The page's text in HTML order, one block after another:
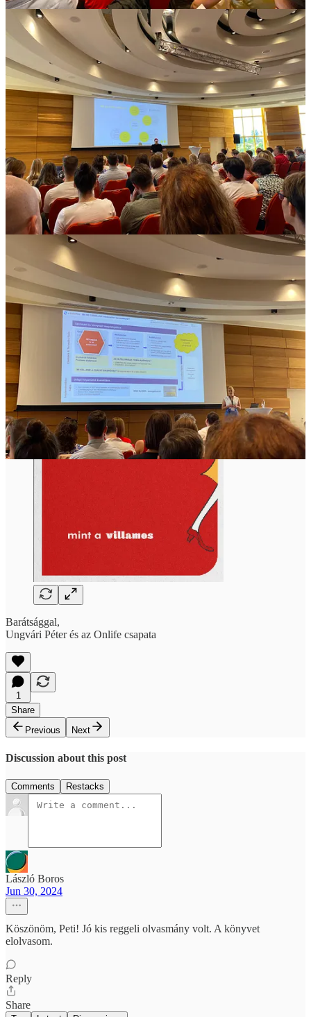
Gratulálok Marcsinak és az in[sprl] csapatának! Ha
szoftverfejlesztési területen dolgozol, vagy együttműködsz ilyen
csapatokkal, esetleg a csapatodban van Business Analyst, ne hagyd
ki a következő konferenciájukat.
Könyvajánló
Hogyan fussunk gyorsabban, mint a villamos
– ezzel a címmel
jelent meg néhány hete Hűvös Ágnes, a Karson Consulting
alapítójának könyve. Ágnes könyve nem a szokványos „üzleti
önéletrajz” (a műfaj hallatán valószínűleg felhúzná a szemöldökét
is). A leghétköznapibb témákról és élményekről ír: kávézásról,
főzésről, villamos utáni szaladgálásról. Három sorral később
azonban már az élet értelméről, halálról, boldogságról,
veszteségekről beszél. Egy igazi hullámvasút, amiben az olvasó
magára ismerhet: ilyen az élet.
A könyv rövid, könnyed, néhány oldalas történetekből és
gondolatmenetekből áll, így bátran vidd magaddal tengerpartra,
vagy lapozgass belőle a reggeli kávé mellett. Jó szívvel ajánlom.
Gratulálok! (A könyvet itt rendelheted meg.
Barátsággal,
Ungvári Péter és az Onlife csapata
1
Share
Previous
Next
Discussion about this post
Comments Restacks
László Boros
Jun 30, 2024
Köszönöm, Peti! Jó kis reggeli olvasmány volt. A könyvet
elolvasom.
Reply
Share